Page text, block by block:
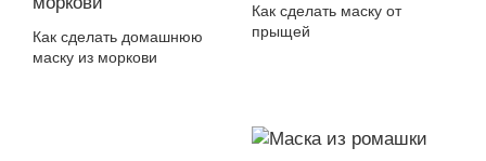
Как сделать домашнюю
маску из моркови
Как сделать маску от
прыщей